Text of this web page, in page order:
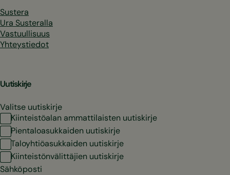
Sustera
Ura Susteralla
Vastuullisuus
Yhteystiedot
Uutiskirje
Valitse uutiskirje
Kiinteistöalan ammattilaisten uutiskirje
Pientaloasukkaiden uutiskirje
Taloyhtiöasukkaiden uutiskirje
Kiinteistönvälittäjien uutiskirje
Sähköposti